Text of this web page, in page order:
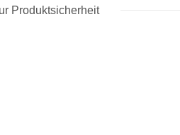
Produktsicherheit